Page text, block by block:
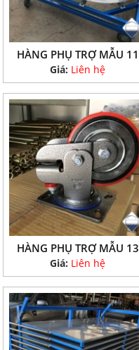
HÀNG PHỤ TRỢ MẪU 11
Giá: Liên hệ
HÀNG PHỤ TRỢ MẪU 13
Giá: Liên hệ